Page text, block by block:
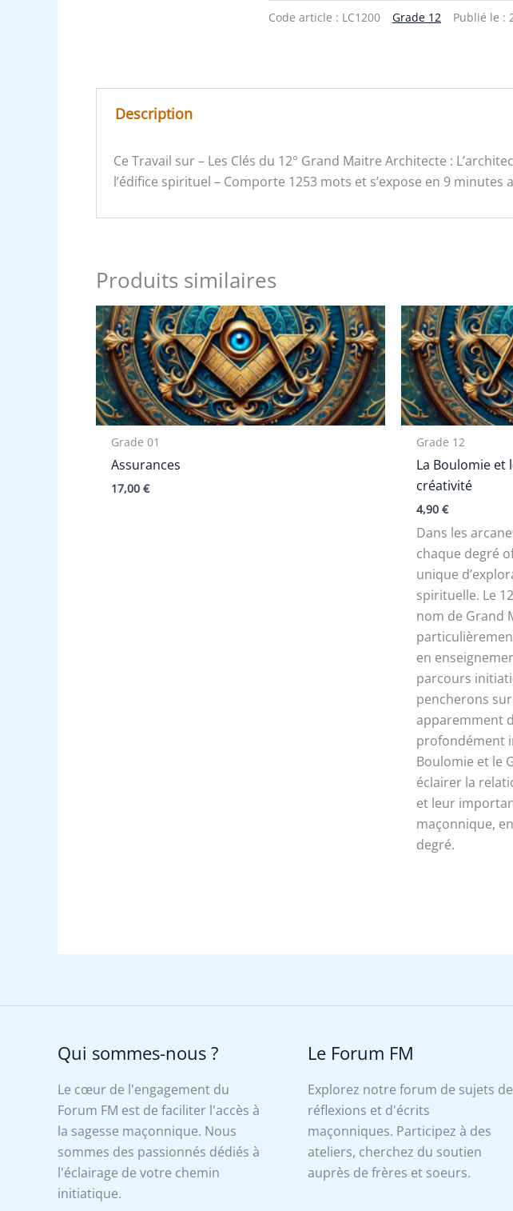
Code article : LC1200 Grade 12 Publié le :
Description
Ce Travail sur – Les Clés du 12° Grand Maitre Architecte :
l’édifice spirituel – Comporte 1253 mots et s’expose en 9 minutes
Produits similaires
Grade 01
Assurances
17,00€
Grade 12
La Boulomie et
créativité
4,90€
Dans les
chaque degré
unique
spirituelle. Le
nom de Grand
en
parcours
pencherons
apparemment
profondément
Boulomie et le
éclairer la
et leur
maçonnique,
degré.
Qui sommes-nous ?
Le cœur de l'engagement du
Forum FM est de faciliter l'accès à
la sagesse maçonnique. Nous
sommes des passionnés dédiés à
l'éclairage de votre chemin
initiatique.
Le Forum FM
Explorez notre forum de sujets de
réflexions et d'écrits
maçonniques. Participez à des
ateliers, cherchez du soutien
auprès de frères et soeurs.